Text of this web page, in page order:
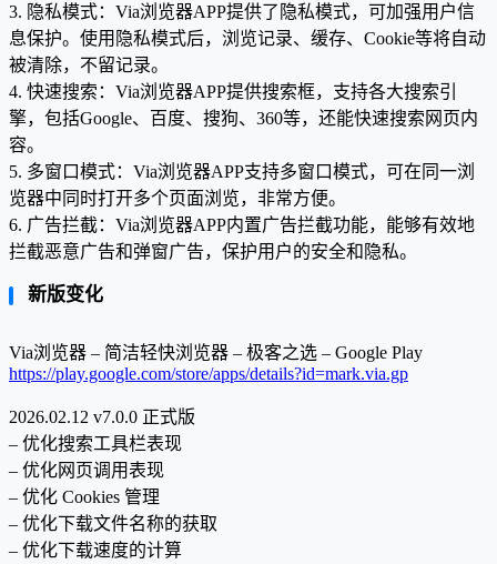
3. 隐私模式：Via浏览器APP提供了隐私模式，可加强用户信
息保护。使用隐私模式后，浏览记录、缓存、Cookie等将自动
被清除，不留记录。
4. 快速搜索：Via浏览器APP提供搜索框，支持各大搜索引
擎，包括Google、百度、搜狗、360等，还能快速搜索网页内
容。
5. 多窗口模式：Via浏览器APP支持多窗口模式，可在同一浏
览器中同时打开多个页面浏览，非常方便。
6. 广告拦截：Via浏览器APP内置广告拦截功能，能够有效地
拦截恶意广告和弹窗广告，保护用户的安全和隐私。
新版变化
Via浏览器 – 简洁轻快浏览器 – 极客之选 – Google Play
https://play.google.com/store/apps/details?id=mark.via.gp
2026.02.12 v7.0.0 正式版
– 优化搜索工具栏表现
– 优化网页调用表现
– 优化 Cookies 管理
– 优化下载文件名称的获取
– 优化下载速度的计算